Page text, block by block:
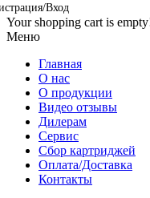
Вход
Your shopping cart is
Меню
Главная
О нас
О продукции
Видео отзывы
Дилерам
Сервис
Сбор картриджей
Оплата/Доставка
Контакты